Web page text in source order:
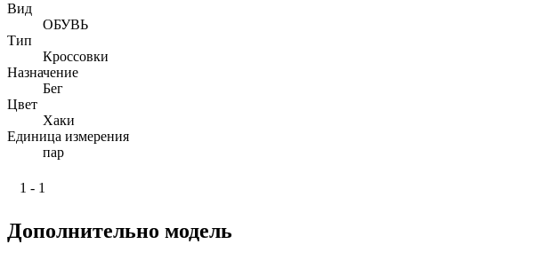
Вид
ОБУВЬ
Тип
Кроссовки
Назначение
Бег
Цвет
Хаки
Единица измерения
пар
1 - 1
Дополнительно модель